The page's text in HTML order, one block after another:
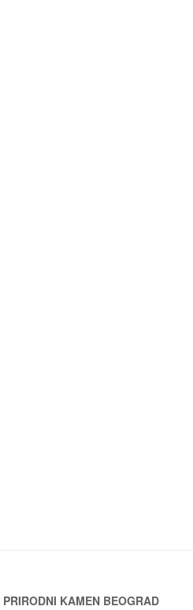
PRIRODNI KAMEN BEOGRAD